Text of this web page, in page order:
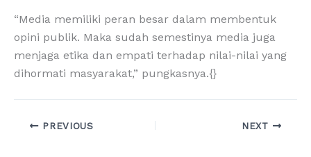
“Media memiliki peran besar dalam membentuk
opini publik. Maka sudah semestinya media juga
menjaga etika dan empati terhadap nilai-nilai yang
dihormati masyarakat,” pungkasnya.{}
PREVIOUS NEXT